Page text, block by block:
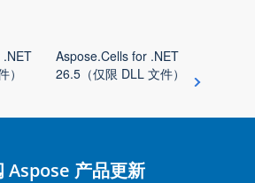
Aspose.Cells for .NET
26.5（仅限 DLL 文件）
Aspose 产品更新